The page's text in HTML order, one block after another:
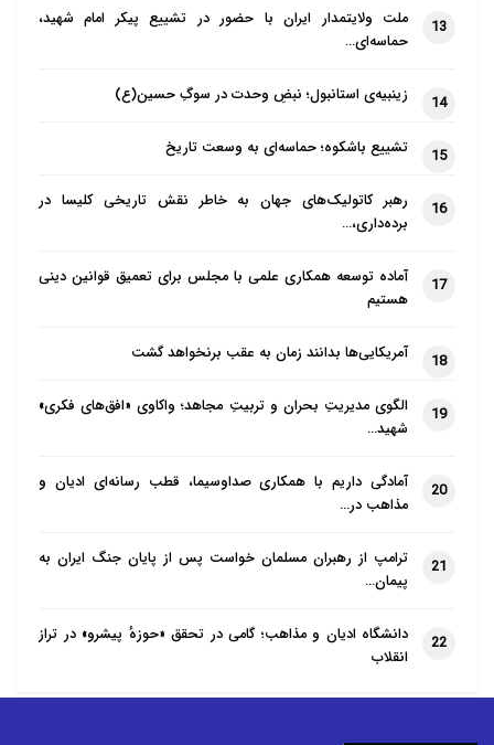
آنها تابع و ظاهراً تحت کنترل مقامات مذهبی ترکیه
هستند.
حمدان تأکید می‌کند: بخشی از گفت‌وگوی صادقانه این
است که به سؤالات انتقادی بپردازیم. او توصیه می‌کند که
نمایندگان مقامات محلی و مساجد دور هم جمع شوند تا
بیشتر به تبادل نظر بپردازند؛ این نیاز به صرف یک وعده
غذایی یا نوشیدن قهوه با هم دارد، همچنین نیاز به تبادل
نظر در مورد نحوه رسیدگی به سؤالات مهم دارد که بر
زندگی مشترک ما در مناطق محلی تأثیرگذار است.
حمدان برای گنجاندن مسلمانان، به ویژه جوانان مسلمان،
کمیسر یهودی ستیزی در دولت ایالتی بادن-وورتمبرگ،
ستایش شده است. بلوم به دویچه وله گفت: حسین
مردم انجام می‌شود. کشورهایی که نمی‌خواهند
کنند، از همین حالا باید روی گفت‌وگوهای محلی و مشاوره
در مورد اسلام سرمایه‌گذاری کنند.
13
ملت ولایتمدار ایران با حضور در تشییع پیکر امام شهید،
حماسه‌ای…
14 زینبیه‌ی استانبول؛ نبضِ وحدت در سوگِ حسین(ع)
15 تشییع باشکوه؛ حماسه‌ای به وسعت تاریخ
16
رهبر کاتولیک‌های جهان به خاطر نقش تاریخی کلیسا در
برده‌داری،…
17
آماده توسعه همکاری علمی با مجلس برای تعمیق قوانین دینی
هستیم
18 آمریکایی‌ها بدانند زمان به عقب برنخواهد گشت
19
الگوی مدیریتِ بحران و تربیتِ مجاهد؛ واکاوی «افق‌های فکری»
شهید…
20
آمادگی داریم با همکاری صداوسیما، قطب رسانه‌ای ادیان و
مذاهب در…
21
ترامپ از رهبران مسلمان خواست پس از پایان جنگ ایران به
پیمان…
22
دانشگاه ادیان و مذاهب؛ گامی در تحقق «حوزهٔ پیشرو» در تراز
انقلاب